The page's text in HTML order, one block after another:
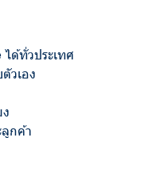
ด้ทั่วประเทศ
วเอง
ลูกค้า